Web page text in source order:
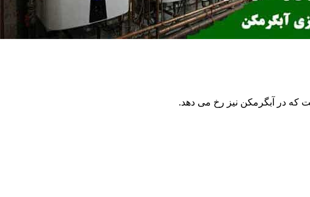
در آبگرمکن نیز رخ می دهد.